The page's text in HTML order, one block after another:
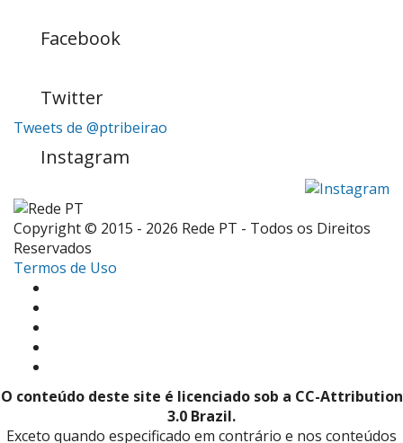
Facebook
Twitter
Tweets de @ptribeirao
Instagram
Copyright © 2015 - 2026 Rede PT - Todos os Direitos
Reservados
Termos de Uso
O conteúdo deste site é licenciado sob a CC-Attribution
3.0 Brazil.
Exceto quando especificado em contrário e nos conteúdos